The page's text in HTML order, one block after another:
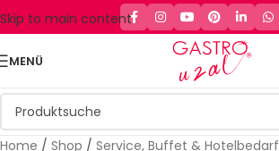
Skip to main content
MENÜ
Home / Shop / Service, Buffet & Hotelbedarf